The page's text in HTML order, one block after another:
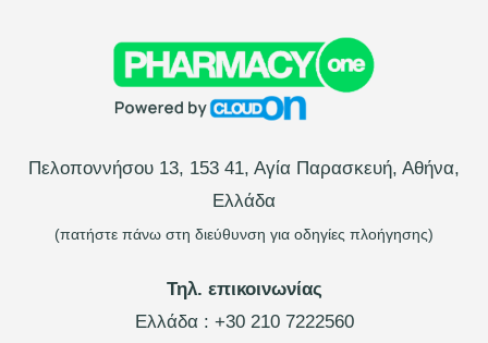
Πελοποννήσου 13, 153 41, Αγία Παρασκευή, Αθήνα,
Ελλάδα
(πατήστε πάνω στη διεύθυνση για οδηγίες πλοήγησης)
Τηλ. επικοινωνίας
Ελλάδα : +30 210 7222560